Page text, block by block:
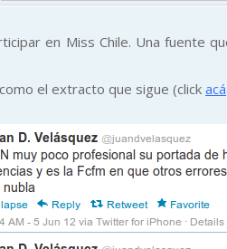
en Miss Chile. Una fuente
el extracto que sigue (click acá